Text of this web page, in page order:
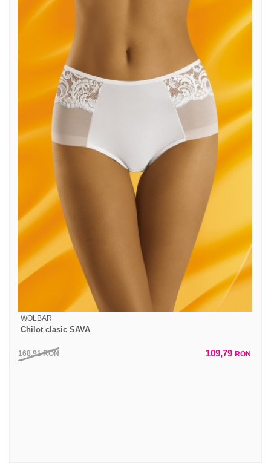
WOLBAR
Chilot clasic SAVA
168,91RON 109,79 RON